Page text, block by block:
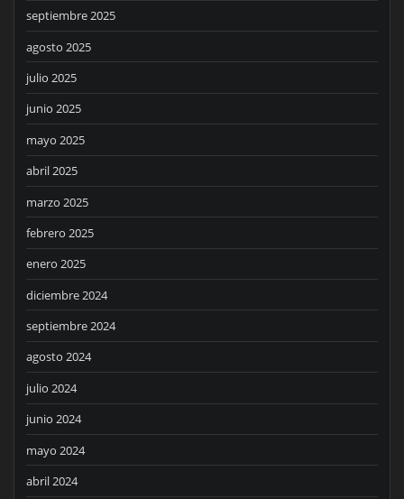
septiembre 2025
agosto 2025
julio 2025
junio 2025
mayo 2025
abril 2025
marzo 2025
febrero 2025
enero 2025
diciembre 2024
septiembre 2024
agosto 2024
julio 2024
junio 2024
mayo 2024
abril 2024